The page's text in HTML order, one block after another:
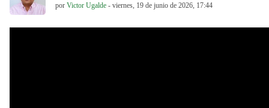
por Victor Ugalde - viernes, 19 de junio de 2026, 17:44